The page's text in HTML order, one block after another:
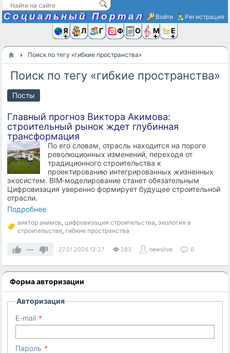
Социальный Портал Войти Регистрация
Я иЛюди
Группы
Фото Ещё
Поиск по тегу «гибкие пространства»
Поиск по тегу «гибкие пространства»
Посты
Главный прогноз Виктора Акимова:
строительный рынок ждет глубинная
трансформация
По его словам, отрасль находится на пороге
революционных изменений, переходя от
традиционного строительства к
проектированию интегрированных жизненных
экосистем. BIM‑моделирование станет обязательным
Цифровизация уверенно формирует будущее строительной
отрасли.
Подробнее
виктор акимов, цифровизация строительства,экология в
строительстве, гибкие пространства
— 27.01.2026 12:27 283 newslive 0
Форма авторизации
Авторизация
E-mail
Пароль